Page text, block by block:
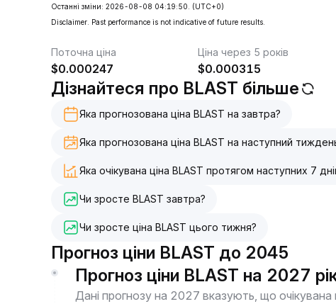
Останні зміни: 2026-08-08 04:19:50. (UTC+0)
Disclaimer. Past performance is not indicative of future results.
Поточна ціна
$0.000247
Ціна через 5 років
$0.000315
Дізнайтеся про BLAST більше
Яка прогнозована ціна BLAST на завтра?
Яка прогнозована ціна BLAST на наступний
Яка очікувана ціна BLAST протягом наступних 7
Чи зросте BLAST завтра?
Чи зросте ціна BLAST цього тижня?
Прогноз ціни BLAST до 2045
Прогноз ціни BLAST на 2027
Дані прогнозу на 2027 вказують, що